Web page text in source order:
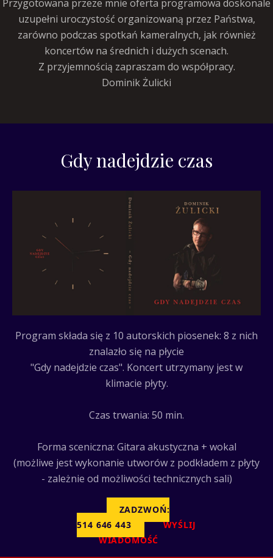
Przygotowana przeze mnie oferta programowa doskonale
uzupełni uroczystość organizowaną przez Państwa,
zarówno podczas spotkań kameralnych, jak również
koncertów na średnich i dużych scenach.
Z przyjemnością zapraszam do współpracy.
Dominik Żulicki
Gdy nadejdzie czas
Program składa się z 10 autorskich piosenek: 8 z nich
znalazło się na płycie
"Gdy nadejdzie czas". Koncert utrzymany jest w
klimacie płyty.
Czas trwania: 50 min.
Forma sceniczna: Gitara akustyczna + wokal
(możliwe jest wykonanie utworów z podkładem z płyty
- zależnie od możliwości technicznych sali)
ZADZWOŃ:
514 646 443
WYŚLIJ
WIADOMOŚĆ